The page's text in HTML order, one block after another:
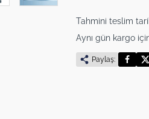
Tahmini teslim
Aynı gün kargo
Paylaş: